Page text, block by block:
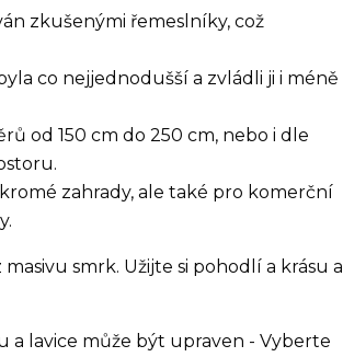
zkušenými řemeslníky, což
co nejjednodušší a zvládli ji i méně
od 150 cm do 250 cm, nebo i dle
zahrady, ale také pro komerční
smrk. Užijte si pohodlí a krásu a
a lavice může být upraven - Vyberte